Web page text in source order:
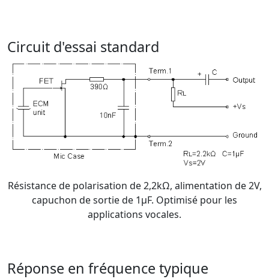
Circuit d'essai standard
Résistance de polarisation de 2,2kΩ, alimentation de 2V,
capuchon de sortie de 1μF. Optimisé pour les
applications vocales.
Réponse en fréquence typique